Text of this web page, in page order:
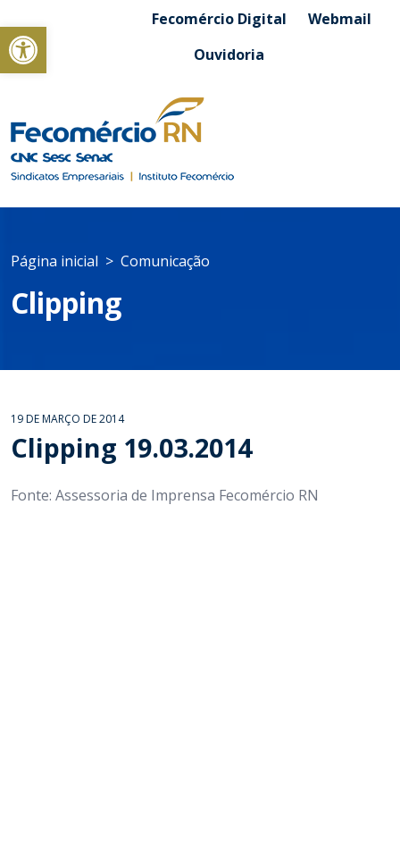
Abrir a barra de ferramentasFecomércio Digital
Webmail
Ouvidoria
Página inicial Comunicação
Clipping
19 DE MARÇO DE 2014
Clipping 19.03.2014
Fonte: Assessoria de Imprensa Fecomércio RN